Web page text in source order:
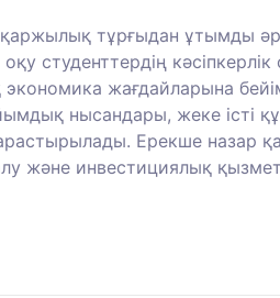
тұрғыдан ұтымды
студенттердің
жағдайларына
нысандары, жеке істі
Ерекше
және инвестициялық